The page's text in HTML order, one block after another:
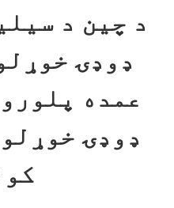
د چین د
ډوډۍ
عمده
ډوډۍ